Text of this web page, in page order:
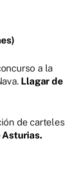
a la
Llagar de
de carteles
Asturias.